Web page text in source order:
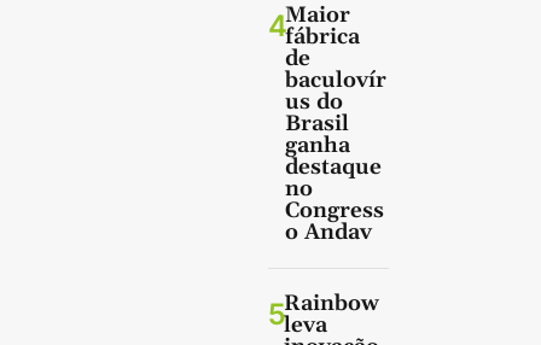
4Maior
fábrica
de
baculovír
us do
Brasil
ganha
destaque
no
Congress
o Andav
5Rainbow
leva